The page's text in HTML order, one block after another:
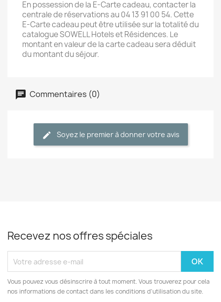
En possession de la E-Carte cadeau, contacter la
centrale de réservations au 04 13 91 00 54. Cette
E-Carte cadeau peut être utilisée sur la totalité du
catalogue SOWELL Hotels et Résidences. Le
montant en valeur de la carte cadeau sera déduit
du montant du séjour.
Commentaires (0)
Soyez le premier à donner votre avis
Recevez nos offres spéciales
Vous pouvez vous désinscrire à tout moment. Vous trouverez pour cela
nos informations de contact dans les conditions d'utilisation du site.